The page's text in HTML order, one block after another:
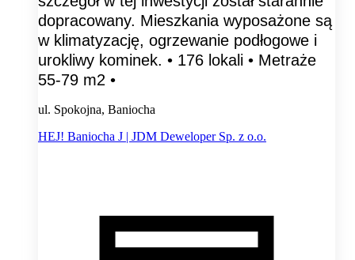
dopracowany. Mieszkania wyposażone są
w klimatyzację, ogrzewanie podłogowe i
urokliwy kominek. • 176 lokali • Metraże
55-79 m2 •
ul. Spokojna, Baniocha
HEJ! Baniocha J | JDM Deweloper Sp. z o.o.